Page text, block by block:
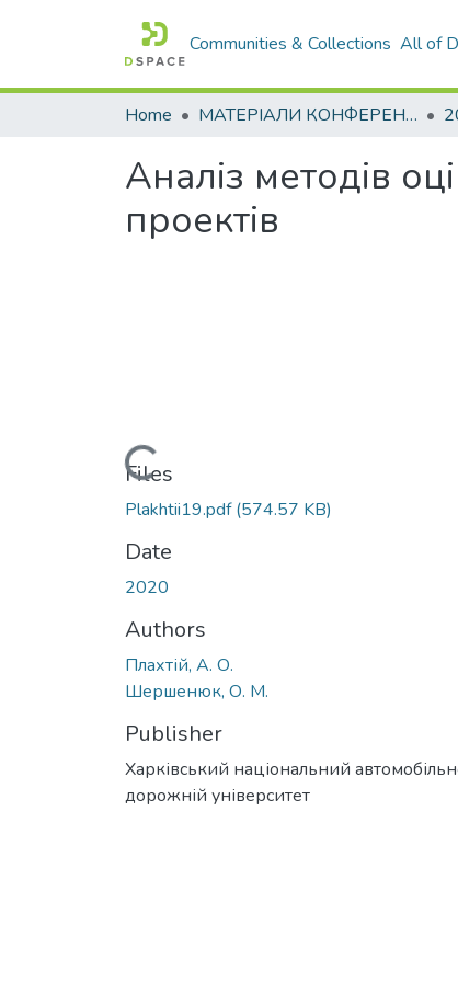
Communities & Collections All of
Home МАТЕРІАЛИ КОНФЕРЕНЦІЙ
Аналіз методів
проектів
Loading...
Files
Plakhtii19.pdf(574.57 KB)
Date
2020
Authors
Плахтій, А. О.
Шершенюк, О. М.
Publisher
Харківський національний
дорожній університет